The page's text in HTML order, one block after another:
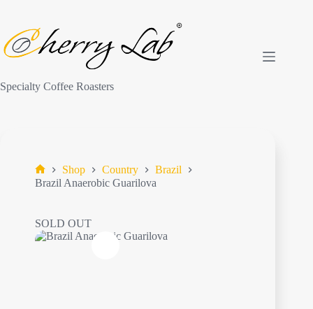
content
Specialty Coffee Roasters
Shop
Shop Country
Brazil
Brazil Anaerobic Guarilova
SOLD OUT